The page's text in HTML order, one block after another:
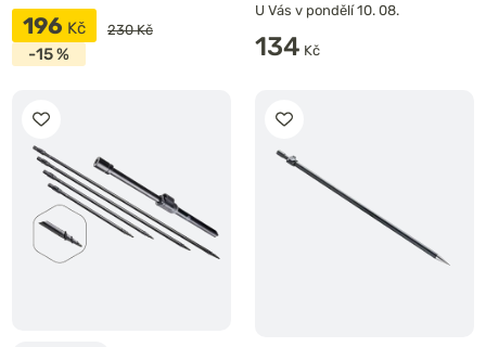
196 Kč 230 Kč
-15 %
U Vás v pondělí 10. 08.
134 Kč